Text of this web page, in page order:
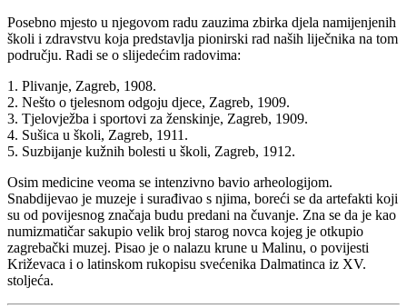
Posebno mjesto u njegovom radu zauzima zbirka djela namijenjenih
školi i zdravstvu koja predstavlja pionirski rad naših liječnika na tom
području. Radi se o slijedećim radovima:
1. Plivanje, Zagreb, 1908.
2. Nešto o tjelesnom odgoju djece, Zagreb, 1909.
3. Tjelovježba i sportovi za ženskinje, Zagreb, 1909.
4. Sušica u školi, Zagreb, 1911.
5. Suzbijanje kužnih bolesti u školi, Zagreb, 1912.
Osim medicine veoma se intenzivno bavio arheologijom.
Snabdijevao je muzeje i surađivao s njima, boreći se da artefakti koji
su od povijesnog značaja budu predani na čuvanje. Zna se da je kao
numizmatičar sakupio velik broj starog novca kojeg je otkupio
zagrebački muzej. Pisao je o nalazu krune u Malinu, o povijesti
Križevaca i o latinskom rukopisu svećenika Dalmatinca iz XV.
stoljeća.